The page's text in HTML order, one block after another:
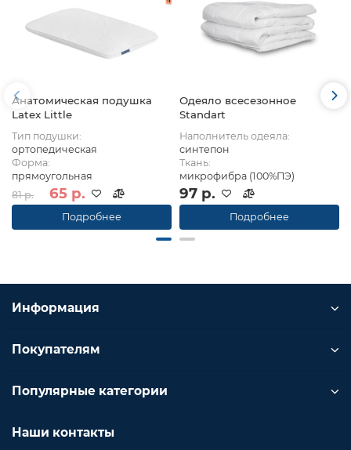
Анатомическая подушка
Latex Little
Тип подушки:
ортопедическая
Форма:
прямоугольная
81 р.
65 р.
Подробнее
Одеяло всесезонное
Standart
Наполнитель одеяла:
синтепон
Ткань:
микрофибра (100%ПЭ)
97 р.
Подробнее
Информация
Покупателям
Популярные категории
Наши контакты